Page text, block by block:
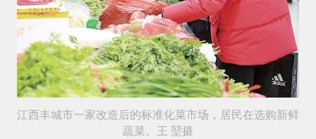
江西丰城市一家改造后的标准化菜市场，居民在选购新鲜
蔬菜。王 堃摄